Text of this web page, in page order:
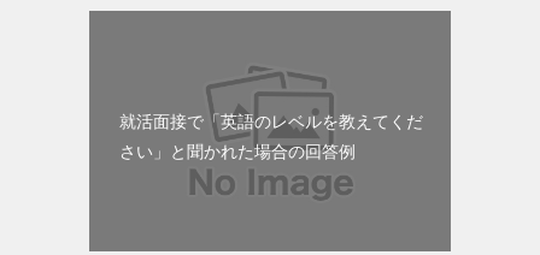
就活面接で「英語のレベルを教えてくだ
さい」と聞かれた場合の回答例